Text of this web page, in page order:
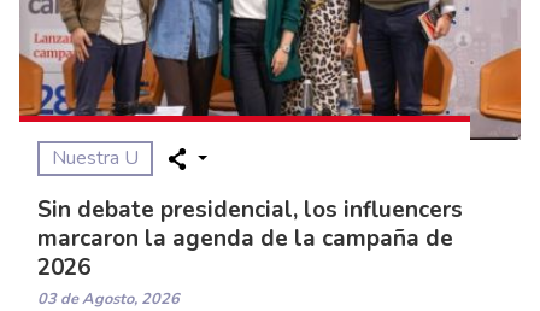
Nuestra U
Sin debate presidencial, los influencers
marcaron la agenda de la campaña de
2026
03 de Agosto, 2026